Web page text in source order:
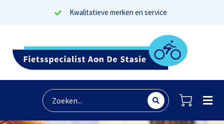
Kwalitatieve merken en service